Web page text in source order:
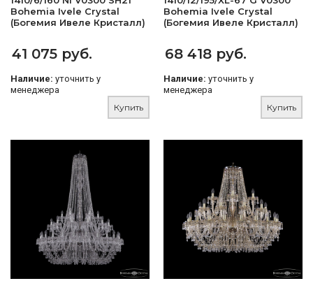
Bohemia Ivele Crystal
(Богемия Ивеле Кристалл)
41 075 руб.
Наличие: уточнить у
менеджера
Купить
Bohemia Ivele Crystal
(Богемия Ивеле Кристалл)
68 418 руб.
Наличие: уточнить у
менеджера
Купить